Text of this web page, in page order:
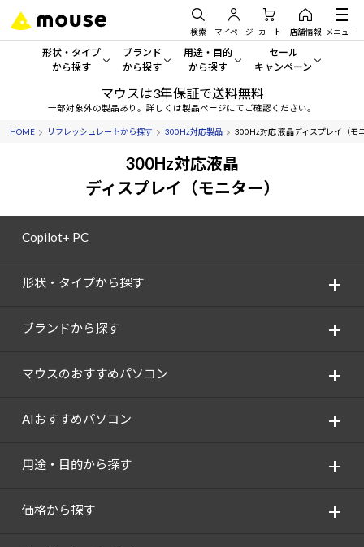
検索 マイページ カート 店舗情報 メニュー
形状・タイプ
から探す
形状・タイプから探す をすべてみる
デスクトップPC
タブレット
ディスプレイ
Windows 11|Copilot+ PC
ブランド
から探す
mouse
G TUNE
NEXTGEAR
DAIV
用途・目的
から探す
一般向けパソコン
ゲーミングPC・ゲーム向けパソコン
クリエイティブ向け
ビジネス向けパソコン
セール
キャンペーン
セール・キャンペー
期間限定セール
アウトレットパソコン
マウスは3年保証で送料無料
一部対象外の製品あり。詳しくは製品ページにてご確認ください。
HOME リフレッシュレートから探す 300Hz対応製品 300Hz対応 液晶ディスプレイ（モ
300Hz対応液晶
ディスプレイ（モニター）
Copilot+ PC
形状・タイプから探す
ブランドから探す
マウスのおすすめパソコン
AIおすすめパソコン
用途・目的から探す
価格から探す